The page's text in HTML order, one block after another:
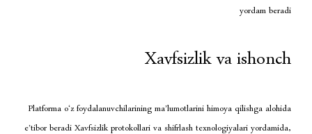
Platforma o‘z foydalanuvchilarining ma’lumotlarini
e’tibor beradi Xavfsizlik protokollari va shifrlash